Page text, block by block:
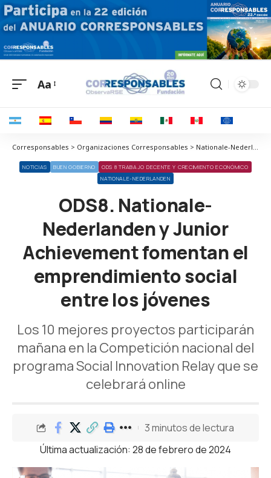
Aa
Corresponsables > Organizaciones Corresponsables > Nationale-Nederlanden > ODS8. Nationale-Nederlanden y Junior Achievement fomentan el emprendimiento social entre los jóvenes
NOTICIAS BUEN GOBIERNO
ODS 8 TRABAJO DECENTE Y CRECIMIENTO ECONÓMICO
NATIONALE-NEDERLANDEN
ODS8. Nationale-
Nederlanden y Junior
Achievement fomentan el
emprendimiento social
entre los jóvenes
Los 10 mejores proyectos participarán
mañana en la Competición nacional del
programa Social Innovation Relay que se
celebrará online
Última actualización: 28 de febrero de 2024
3 minutos de lectura